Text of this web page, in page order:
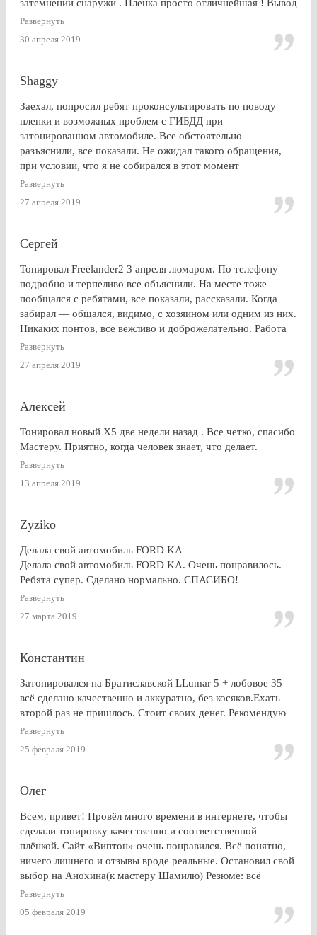
затемнении снаружи . Пленка просто отличнейшая ! Вывод
: Очень доволен . Буду советовать эту контору друзьям и
Развернуть
30 апреля 2019
Shaggy
Заехал, попросил ребят проконсультировать по поводу
пленки и возможных проблем с ГИБДД при
затонированном автомобиле. Все обстоятельно
разъяснили, все показали. Не ожидал такого обращения,
при условии, что я не собирался в этот момент
тонироваться. для сравнения заехал на Оставшковское
дешевле. в очередной раз убедился (хорошо, что не на
решил, что буду тонироваться
Развернуть
27 апреля 2019
Сергей
Тонировал Freelander2 3 апреля люмаром. По телефону
подробно и терпеливо все объяснили. На месте тоже
пообщался с ребятами, все показали, рассказали. Когда
забирал — общался, видимо, с хозяином или одним из них.
Никаких понтов, все вежливо и доброжелательно. Работа
сделана очень качественно, пленка лежит до самой кромки
стекла (есть, правда, неравномерность на разных стеклах,
но это я уже придираюсь). По сравнению с другими
посоветоваться обращаться к этим ребятам? Однозначно,
Развернуть
27 апреля 2019
Алексей
Тонировал новый Х5 две недели назад . Все четко, спасибо
Мастеру. Приятно, когда человек знает, что делает.
Развернуть
13 апреля 2019
Zyziko
Делала свой автомобиль FORD KA
Делала свой автомобиль FORD KA. Очень понравилось.
Ребята супер. Сделано нормально. СПАСИБО!
Развернуть
27 марта 2019
Константин
Затонировался на Братиславской LLumar 5 + лобовое 35
всё сделано качественно и аккуратно, без косяков.Ехать
второй раз не пришлось. Стоит своих денег. Рекомендую
Развернуть
25 февраля 2019
Олег
Всем, привет! Провёл много времени в интернете, чтобы
сделали тонировку качественно и соответственной
плёнкой. Сайт «Виптон» очень понравился. Всё понятно,
ничего лишнего и отзывы вроде реальные. Остановил свой
выбор на Анохина(к мастеру Шамилю) Резюме: всё
именно так, как и написано в отзывах!!!) Я остался очень
Развернуть
05 февраля 2019